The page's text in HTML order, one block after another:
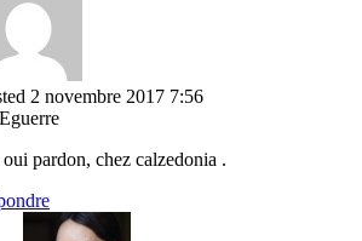
2 novembre 2017 7:56
pardon, chez calzedonia .